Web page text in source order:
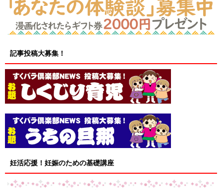
記事投稿大募集！
妊活応援！妊娠のための基礎講座